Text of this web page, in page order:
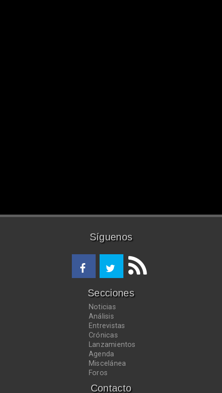
Síguenos
Secciones
Noticias
Análisis
Entrevistas
Crónicas
Lanzamientos
Agenda
Miscelánea
Foros
Contacto